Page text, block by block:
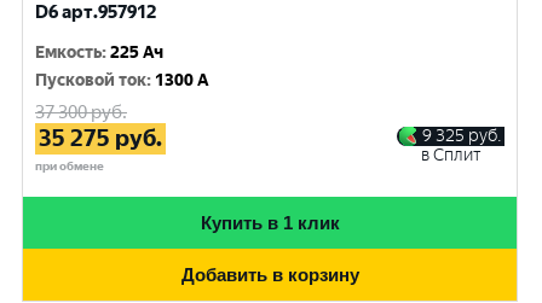
D6 арт.957912
Емкость:225 Ач
Пусковой ток: 1300 A
37 300руб.
35 275 руб.
при обмене
9 325 руб.
в Сплит
Купить в 1 клик
Добавить в корзину